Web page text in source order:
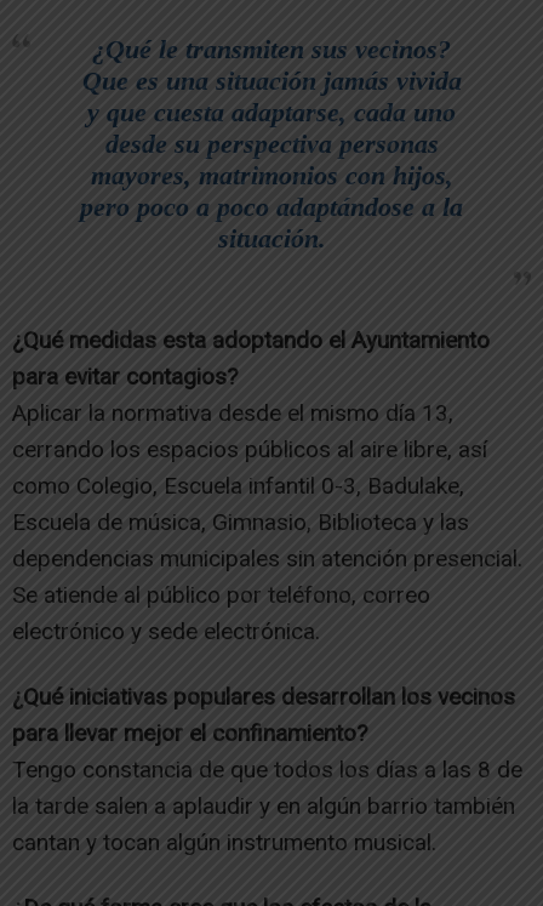
¿Qué le transmiten sus vecinos?
Que es una situación jamás vivida
y que cuesta adaptarse, cada uno
desde su perspectiva personas
mayores, matrimonios con hijos,
pero poco a poco adaptándose a la
situación.
¿Qué medidas esta adoptando el Ayuntamiento
para evitar contagios?
Aplicar la normativa desde el mismo día 13,
cerrando los espacios públicos al aire libre, así
como Colegio, Escuela infantil 0-3, Badulake,
Escuela de música, Gimnasio, Biblioteca y las
dependencias municipales sin atención presencial.
Se atiende al público por teléfono, correo
electrónico y sede electrónica.
¿Qué iniciativas populares desarrollan los vecinos
para llevar mejor el confinamiento?
Tengo constancia de que todos los días a las 8 de
la tarde salen a aplaudir y en algún barrio también
cantan y tocan algún instrumento musical.